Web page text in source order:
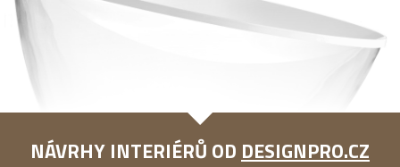
NÁVRHY INTERIÉRŮ OD DESIGNPRO.CZ